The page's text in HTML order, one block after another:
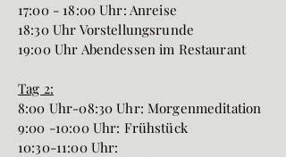
17:00 - 18:00 Uhr: Anreise
18:30 Uhr Vorstellungsrunde
19:00 Uhr Abendessen im Restaurant
Tag 2:
8:00 Uhr-08:30 Uhr: Morgenmeditation
9:00 -10:00 Uhr: Frühstück
10:30-11:00 Uhr: